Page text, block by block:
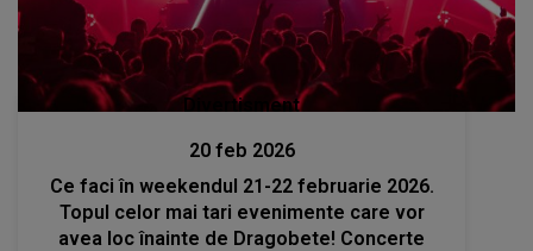
Divertisment
20 feb 2026
Ce faci în weekendul 21-22 februarie 2026.
Topul celor mai tari evenimente care vor
avea loc înainte de Dragobete! Concerte